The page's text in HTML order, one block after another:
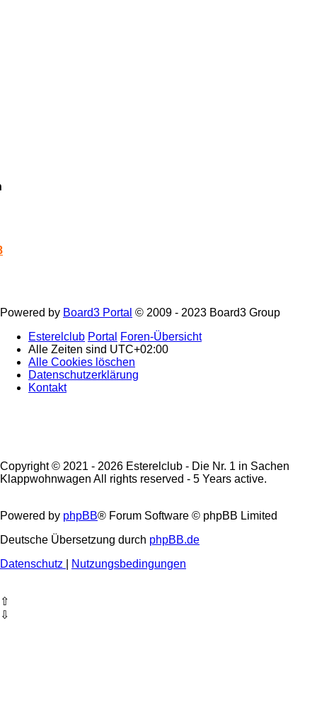
Powered by Board3 Portal © 2009 - 2023 Board3 Group
Esterelclub Portal
Foren-Übersicht
Alle Zeiten sind UTC+02:00
Alle Cookies löschen
Datenschutzerklärung
Kontakt
Copyright © 2021 - 2026 Esterelclub - Die Nr. 1 in Sachen
Klappwohnwagen All rights reserved - 5 Years active.
Powered by phpBB® Forum Software © phpBB Limited
Deutsche Übersetzung durch phpBB.de
Datenschutz
Nutzungsbedingungen
⇧
⇩